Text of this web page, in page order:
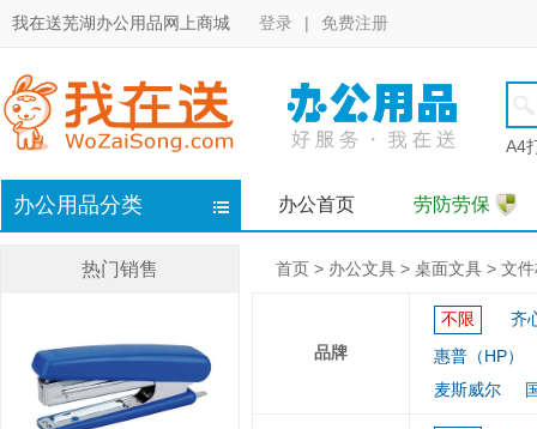
我在送芜湖办公用品网上商城 登录 | 免费注册
A4
办公用品分类 办公首页 劳防劳保
热门销售 首页 > 办公文具 > 桌面文具 > 文
品牌
不限
齐
惠普（HP）
麦斯威尔